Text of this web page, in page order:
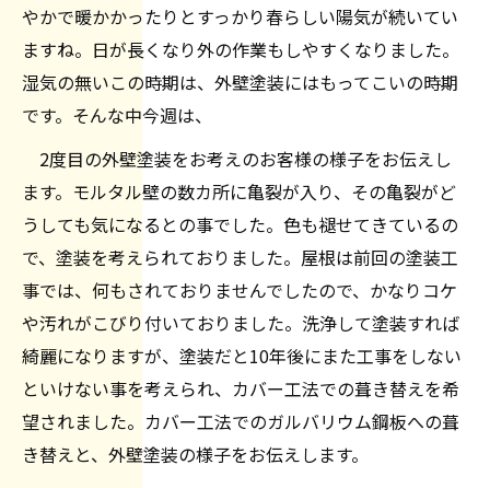
やかで暖かかったりとすっかり春らしい陽気が続いてい
ますね。日が長くなり外の作業もしやすくなりました。
湿気の無いこの時期は、外壁塗装にはもってこいの時期
です。そんな中今週は、
2度目の外壁塗装をお考えのお客様の様子をお伝えし
ます。モルタル壁の数カ所に亀裂が入り、その亀裂がど
うしても気になるとの事でした。色も褪せてきているの
で、塗装を考えられておりました。屋根は前回の塗装工
事では、何もされておりませんでしたので、かなりコケ
や汚れがこびり付いておりました。洗浄して塗装すれば
綺麗になりますが、塗装だと10年後にまた工事をしない
といけない事を考えられ、カバー工法での葺き替えを希
望されました。カバー工法でのガルバリウム鋼板への葺
き替えと、外壁塗装の様子をお伝えします。